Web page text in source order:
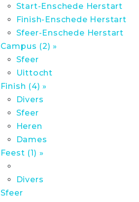
Start-Enschede Herstart
Finish-Enschede Herstart
Sfeer-Enschede Herstart
Campus (2) »
Sfeer
Uittocht
Finish (4) »
Divers
Sfeer
Heren
Dames
Feest (1) »
Divers
Sfeer